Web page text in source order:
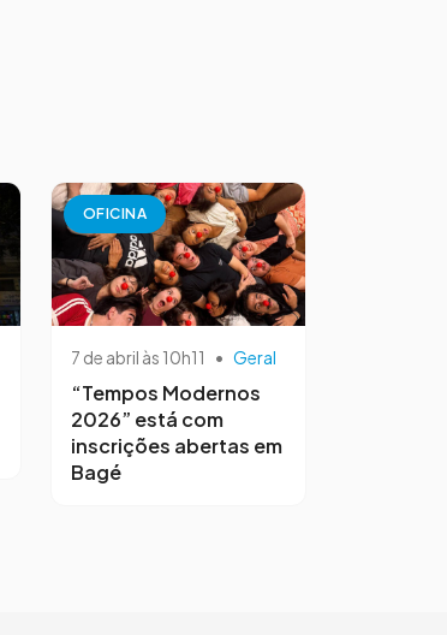
OFICINA
7 de abril às 10h11 • Geral
“Tempos Modernos
2026” está com
inscrições abertas em
Bagé